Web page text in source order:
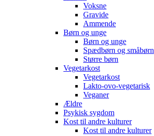
Voksne
Gravide
Ammende
Børn og unge
Børn og unge
Spædbørn og småbørn
Større børn
Vegetarkost
Vegetarkost
Lakto-ovo-vegetarisk
Veganer
Ældre
Psykisk sygdom
Kost til andre kulturer
Kost til andre kulturer